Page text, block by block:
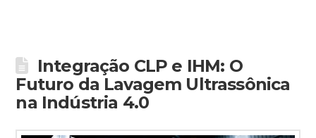
Integração CLP e IHM: O
Futuro da Lavagem Ultrassônica
na Indústria 4.0